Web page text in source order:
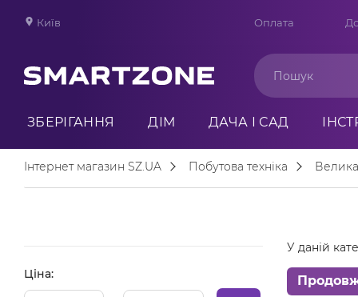
Київ Оплата
ЗБЕРІГАННЯ ДІМ ДАЧА І САД
Інтернет магазин SZ.UA Побутова техніка Велика
Ціна:
У даній